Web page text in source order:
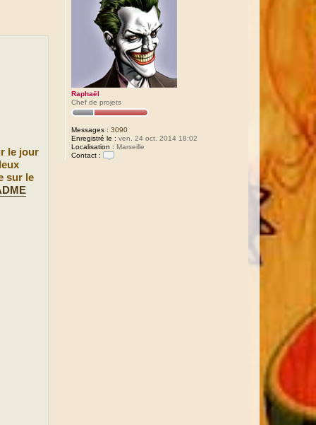
Raphaël
Chef de projets
Messages : 3090
Enregistré le : ven. 24 oct. 2014 18:02
Localisation : Marseille
Contact :
le jour
sur le